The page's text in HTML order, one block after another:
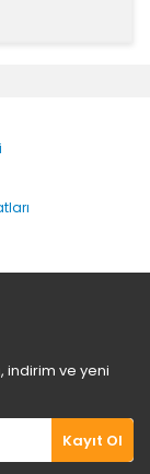
indirim ve yeni
Kayıt Ol